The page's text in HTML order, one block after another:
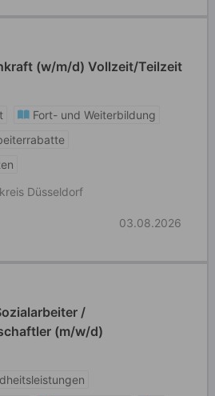
(w/m/d) Vollzeit/Teilzeit
Fort- und Weiterbildung
Düsseldorf
03.08.2026
/
(m/w/d)